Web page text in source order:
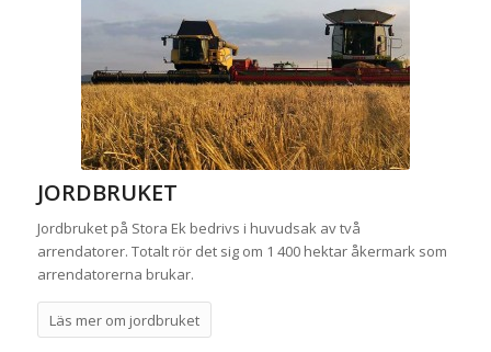
JORDBRUKET
Jordbruket på Stora Ek bedrivs i huvudsak av två
arrendatorer. Totalt rör det sig om 1 400 hektar åkermark som
arrendatorerna brukar.
Läs mer om jordbruket